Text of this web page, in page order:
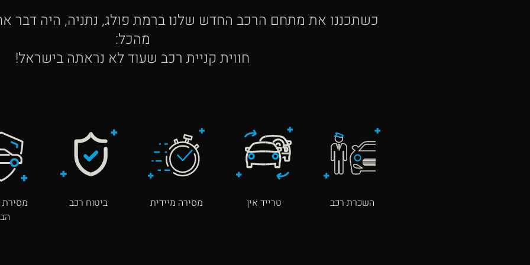
כשתכננו את מתחם הרכב החדש שלנו ברמת פולג, נתניה, היה דבר
מהכל:
חווית קניית רכב שעוד לא נראתה בישראל!
השכרת רכב טרייד אין מסירה מיידית ביטוח רכב